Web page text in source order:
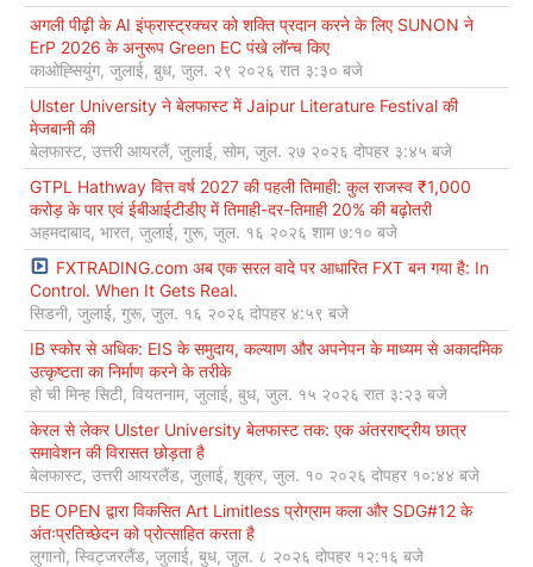
अगली पीढ़ी के AI इंफ्रास्ट्रक्चर को शक्ति प्रदान करने के लिए SUNON ने
ErP 2026 के अनुरूप Green EC पंखे लॉन्च किए
काओह्सियुंग, जुलाई, बुध, जुल. २९ २०२६ रात ३:३० बजे
Ulster University ने बेलफास्ट में Jaipur Literature Festival की
मेजबानी की
बेलफास्ट, उत्तरी आयरलैं, जुलाई, सोम, जुल. २७ २०२६ दोपहर ३:४५ बजे
GTPL Hathway वित्त वर्ष 2027 की पहली तिमाही: कुल राजस्व ₹1,000
करोड़ के पार एवं ईबीआईटीडीए में तिमाही-दर-तिमाही 20% की बढ़ोतरी
अहमदाबाद, भारत, जुलाई, गुरू, जुल. १६ २०२६ शाम ७:१० बजे
FXTRADING.com अब एक सरल वादे पर आधारित FXT बन गया है: In
Control. When It Gets Real.
सिडनी, जुलाई, गुरू, जुल. १६ २०२६ दोपहर ४:५९ बजे
IB स्कोर से अधिक: EIS के समुदाय, कल्याण और अपनेपन के माध्यम से अकादमिक
उत्कृष्टता का निर्माण करने के तरीके
हो ची मिन्ह सिटी, वियतनाम, जुलाई, बुध, जुल. १५ २०२६ रात ३:२३ बजे
केरल से लेकर Ulster University बेलफास्ट तक: एक अंतरराष्ट्रीय छात्र
समावेशन की विरासत छोड़ता है
बेलफास्ट, उत्तरी आयरलैंड, जुलाई, शुक्र, जुल. १० २०२६ दोपहर १०:४४ बजे
BE OPEN द्वारा विकसित Art Limitless प्रोग्राम कला और SDG#12 के
अंतःप्रतिच्छेदन को प्रोत्साहित करता है
लुगानो, स्विट्जरलैंड, जुलाई, बुध, जुल. ८ २०२६ दोपहर १२:१६ बजे